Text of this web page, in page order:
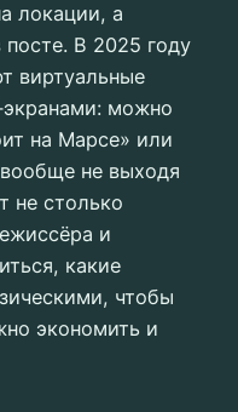
локации, а
В 2025 году
виртуальные
можно
на Марсе» или
не выходя
не столько
и
какие
чтобы
экономить и